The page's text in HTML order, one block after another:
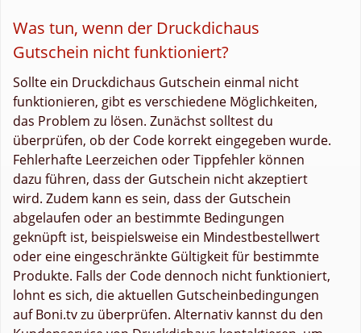
Was tun, wenn der Druckdichaus
Gutschein nicht funktioniert?
Sollte ein Druckdichaus Gutschein einmal nicht
funktionieren, gibt es verschiedene Möglichkeiten,
das Problem zu lösen. Zunächst solltest du
überprüfen, ob der Code korrekt eingegeben wurde.
Fehlerhafte Leerzeichen oder Tippfehler können
dazu führen, dass der Gutschein nicht akzeptiert
wird. Zudem kann es sein, dass der Gutschein
abgelaufen oder an bestimmte Bedingungen
geknüpft ist, beispielsweise ein Mindestbestellwert
oder eine eingeschränkte Gültigkeit für bestimmte
Produkte. Falls der Code dennoch nicht funktioniert,
lohnt es sich, die aktuellen Gutscheinbedingungen
auf Boni.tv zu überprüfen. Alternativ kannst du den